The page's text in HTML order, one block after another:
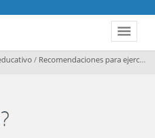
Toggle
/ Recomendaciones para ejercer sus derechos